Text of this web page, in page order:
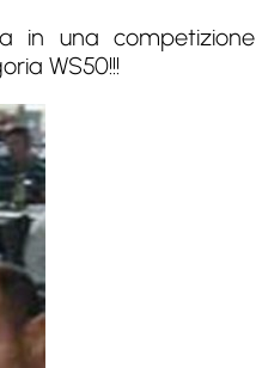
in una competizione
WS50!!!